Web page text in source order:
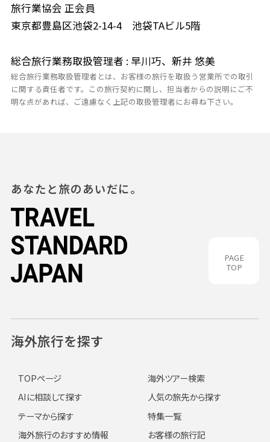
旅行業協会 正会員
東京都豊島区池袋2-14-4 池袋TAビル5階
総合旅行業務取扱管理者 : 早川巧、新井 悠美
総合旅行業務取扱管理者とは、お客様の旅行を取扱う営業所での取引
に関する責任者です。この旅行契約に関し、担当者からの説明にご不
明な点があれば、ご遠慮なく上記の取扱管理者にお尋ね下さい。
PAGE
TOP
あなたと旅のあいだに。
海外旅行を探す
TOPページ
海外ツアー検索
AIに相談して探す
人気の旅先から探す
テーマから探す
特集一覧
海外旅行のおすすめ情報
お客様の旅行記